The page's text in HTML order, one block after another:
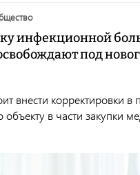
инфекционной
под
внести корректировки в
в части закупки